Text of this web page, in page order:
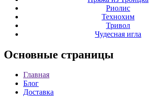
Риолис
Технохим
Тривол
Чудесная игла
Основные страницы
Главная
Блог
Доставка